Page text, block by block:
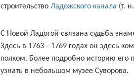
строительство Ладожского канала (т.
С Новой Ладогой связана судьба
Здесь в 1763—1769 годах он здесь
полком. Более подробно историю
узнать в небольшом музее Суворова.